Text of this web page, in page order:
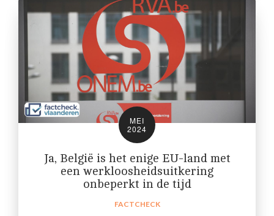
MEI
2024
Ja, België is het enige EU-land met
een werkloosheidsuitkering
onbeperkt in de tijd
FACTCHECK